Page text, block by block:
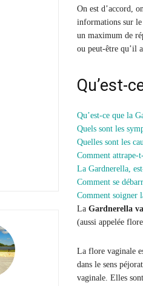
On est d’accord,
informations sur le
un maximum de
ou peut-être qu’il
Qu’est-
Qu’est-ce que la
Quels sont les
Quelles sont les
Comment attrape-
La Gardnerella,
Comment se
Comment soigner
La Gardnerella
(aussi appelée
La flore vaginale
dans le sens
vaginale. Elles